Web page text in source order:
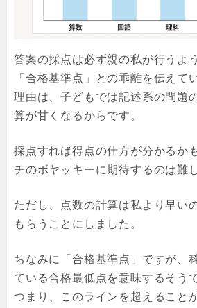
答案の採点は必ず親の私が行うよ
「合格基準点」との乖離を伝えて
理由は、子どもでは記述系の問題
算が甘くなるからです。
採点すれば得点の仕方が分かるか
チのボヤッキーに期待するのは難
ただし、点数の計算は私より早い
もらうことにしました。
ちなみに「合格基準点」ですが、
ている合格最低点を意味するそう
つまり、このラインを超えること